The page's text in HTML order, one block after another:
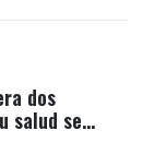
dos
salud se